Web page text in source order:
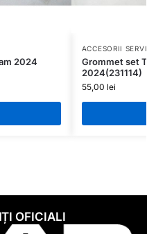
2024
ACCESORII
Grommet set
2024(231114)
55,00 lei
OFICIALI